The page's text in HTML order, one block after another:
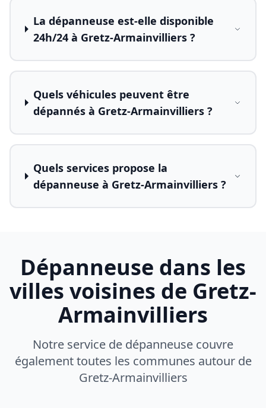
La dépanneuse est-elle disponible
24h/24 à Gretz-Armainvilliers ?
Quels véhicules peuvent être
dépannés à Gretz-Armainvilliers ?
Quels services propose la
dépanneuse à Gretz-Armainvilliers ?
Dépanneuse dans les
villes voisines de Gretz-
Armainvilliers
Notre service de dépanneuse couvre
également toutes les communes autour de
Gretz-Armainvilliers